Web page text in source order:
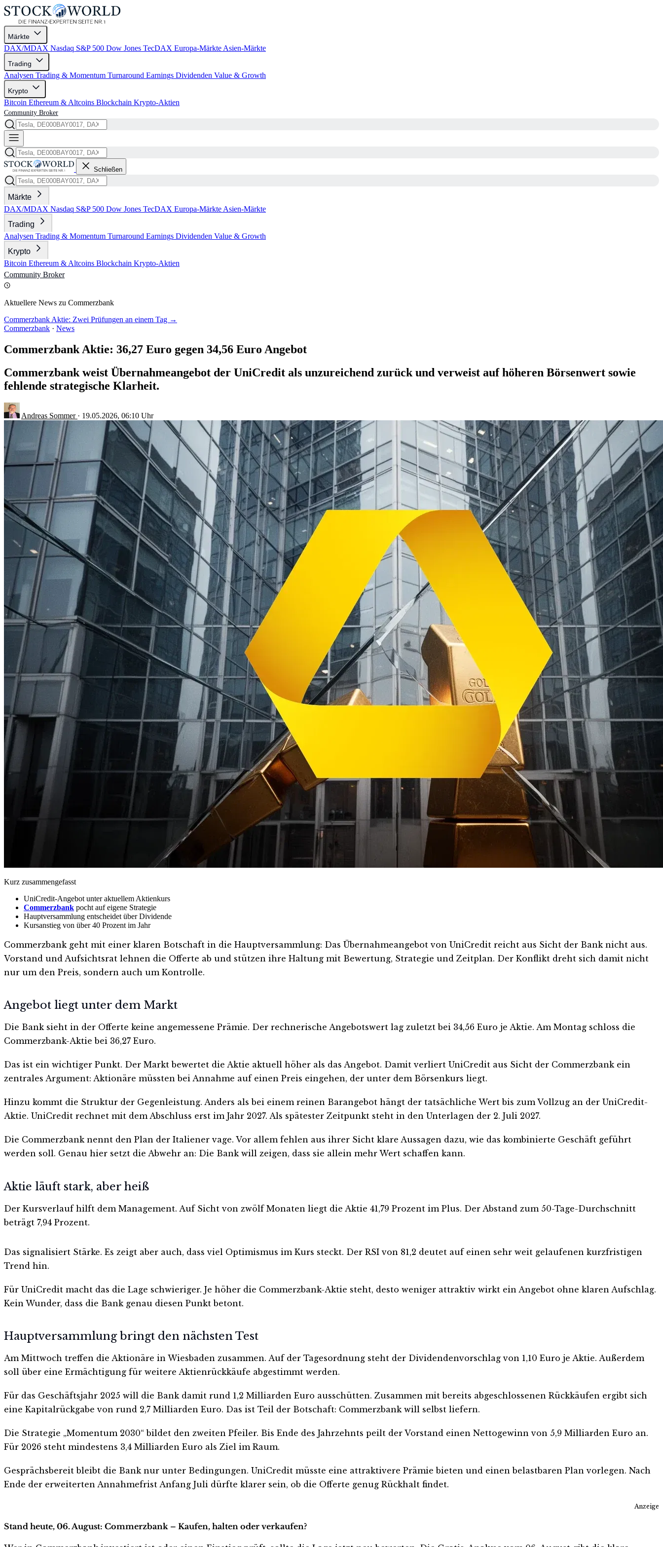
Märkte
DAX/MDAX Nasdaq S&P 500 Dow Jones TecDAX Europa-Märkte Asien-Märkte
Trading
Analysen Trading & Momentum Turnaround Earnings Dividenden Value & Growth
Krypto
Bitcoin Ethereum & Altcoins Blockchain Krypto-Aktien
Community Broker
Schließen
Märkte
DAX/MDAX Nasdaq S&P 500 Dow Jones TecDAX Europa-Märkte Asien-Märkte
Trading
Analysen Trading & Momentum Turnaround Earnings Dividenden Value & Growth
Krypto
Bitcoin Ethereum & Altcoins Blockchain Krypto-Aktien
Community Broker
Aktuellere News zu Commerzbank
Commerzbank Aktie: Zwei Prüfungen an einem Tag →
Commerzbank · News
Commerzbank Aktie: 36,27 Euro gegen 34,56 Euro Angebot
Commerzbank weist Übernahmeangebot der UniCredit als unzureichend zurück und verweist auf höheren Börsenwert sowie
fehlende strategische Klarheit.
Andreas Sommer · 19.05.2026, 06:10 Uhr
Kurz zusammengefasst
UniCredit-Angebot unter aktuellem Aktienkurs
Commerzbank pocht auf eigene Strategie
Hauptversammlung entscheidet über Dividende
Kursanstieg von über 40 Prozent im Jahr
Commerzbank geht mit einer klaren Botschaft in die Hauptversammlung: Das Übernahmeangebot von UniCredit reicht aus Sicht der Bank nicht aus.
Vorstand und Aufsichtsrat lehnen die Offerte ab und stützen ihre Haltung mit Bewertung, Strategie und Zeitplan. Der Konflikt dreht sich damit nicht
nur um den Preis, sondern auch um Kontrolle.
Angebot liegt unter dem Markt
Die Bank sieht in der Offerte keine angemessene Prämie. Der rechnerische Angebotswert lag zuletzt bei 34,56 Euro je Aktie. Am Montag schloss die
Commerzbank-Aktie bei 36,27 Euro.
Das ist ein wichtiger Punkt. Der Markt bewertet die Aktie aktuell höher als das Angebot. Damit verliert UniCredit aus Sicht der Commerzbank ein
zentrales Argument: Aktionäre müssten bei Annahme auf einen Preis eingehen, der unter dem Börsenkurs liegt.
Hinzu kommt die Struktur der Gegenleistung. Anders als bei einem reinen Barangebot hängt der tatsächliche Wert bis zum Vollzug an der UniCredit-
Aktie. UniCredit rechnet mit dem Abschluss erst im Jahr 2027. Als spätester Zeitpunkt steht in den Unterlagen der 2. Juli 2027.
Die Commerzbank nennt den Plan der Italiener vage. Vor allem fehlen aus ihrer Sicht klare Aussagen dazu, wie das kombinierte Geschäft geführt
werden soll. Genau hier setzt die Abwehr an: Die Bank will zeigen, dass sie allein mehr Wert schaffen kann.
Aktie läuft stark, aber heiß
Der Kursverlauf hilft dem Management. Auf Sicht von zwölf Monaten liegt die Aktie 41,79 Prozent im Plus. Der Abstand zum 50-Tage-Durchschnitt
beträgt 7,94 Prozent.
Das signalisiert Stärke. Es zeigt aber auch, dass viel Optimismus im Kurs steckt. Der RSI von 81,2 deutet auf einen sehr weit gelaufenen kurzfristigen
Trend hin.
Für UniCredit macht das die Lage schwieriger. Je höher die Commerzbank-Aktie steht, desto weniger attraktiv wirkt ein Angebot ohne klaren Aufschlag.
Kein Wunder, dass die Bank genau diesen Punkt betont.
Hauptversammlung bringt den nächsten Test
Am Mittwoch treffen die Aktionäre in Wiesbaden zusammen. Auf der Tagesordnung steht der Dividendenvorschlag von 1,10 Euro je Aktie. Außerdem
soll über eine Ermächtigung für weitere Aktienrückkäufe abgestimmt werden.
Für das Geschäftsjahr 2025 will die Bank damit rund 1,2 Milliarden Euro ausschütten. Zusammen mit bereits abgeschlossenen Rückkäufen ergibt sich
eine Kapitalrückgabe von rund 2,7 Milliarden Euro. Das ist Teil der Botschaft: Commerzbank will selbst liefern.
Die Strategie „Momentum 2030“ bildet den zweiten Pfeiler. Bis Ende des Jahrzehnts peilt der Vorstand einen Nettogewinn von 5,9 Milliarden Euro an.
Für 2026 steht mindestens 3,4 Milliarden Euro als Ziel im Raum.
Gesprächsbereit bleibt die Bank nur unter Bedingungen. UniCredit müsste eine attraktivere Prämie bieten und einen belastbaren Plan vorlegen. Nach
Ende der erweiterten Annahmefrist Anfang Juli dürfte klarer sein, ob die Offerte genug Rückhalt findet.
Anzeige
Stand heute, 06. August: Commerzbank – Kaufen, halten oder verkaufen?